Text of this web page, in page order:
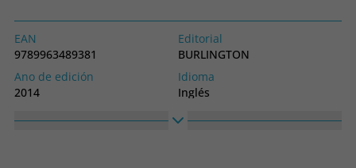
EAN
9789963489381
Editorial
BURLINGTON
Ano de edición
2014
Idioma
Inglés
Alto